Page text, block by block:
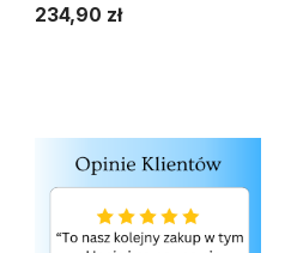
234,90 zł